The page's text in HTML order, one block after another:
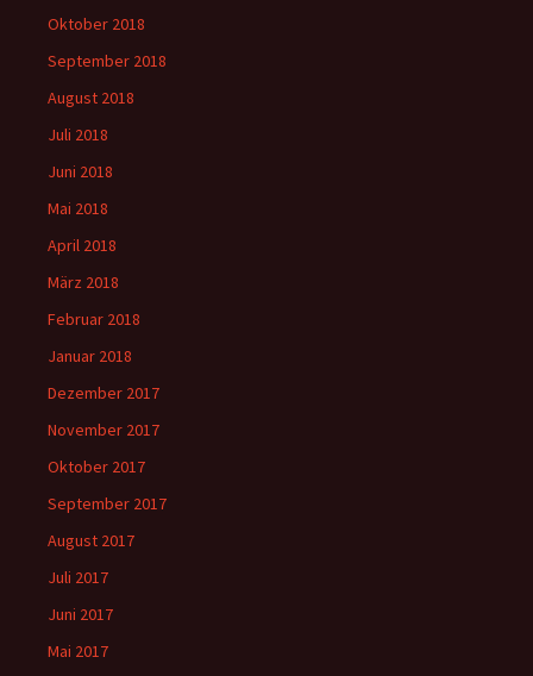
Oktober 2018
September 2018
August 2018
Juli 2018
Juni 2018
Mai 2018
April 2018
März 2018
Februar 2018
Januar 2018
Dezember 2017
November 2017
Oktober 2017
September 2017
August 2017
Juli 2017
Juni 2017
Mai 2017